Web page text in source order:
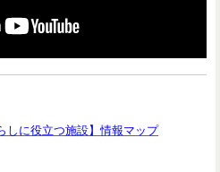
しに役立つ施設】情報マップ